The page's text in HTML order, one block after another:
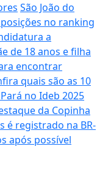
São João do
no ranking
a
de 18 anos e filha
encontrar
quais são as 10
no Ideb 2025
da Copinha
é registrado na BR-
após possível